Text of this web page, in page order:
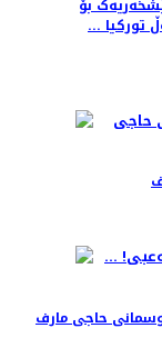
بۆ
تورکیا ...
حاجی مارف